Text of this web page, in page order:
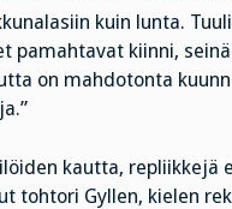
kuin lunta.
pamahtavat kiinni,
on mahdotonta
kautta, repliikkejä
tohtori Gyllen, kielen